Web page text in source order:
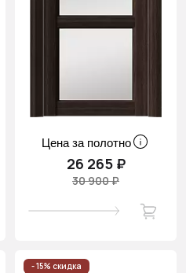
Цена за полотно
26 265 ₽
30 900 ₽
- 15% скидка